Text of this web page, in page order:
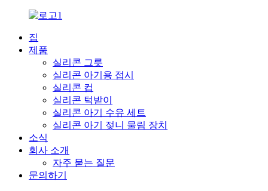
집
제품
실리콘 그릇
실리콘 아기용 접시
실리콘 컵
실리콘 턱받이
실리콘 아기 수유 세트
실리콘 아기 젖니 물림 장치
소식
회사 소개
자주 묻는 질문
문의하기